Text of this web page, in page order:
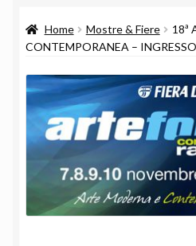
Carrello
Cassa
Chi siamo
Home Mostre & Fiere
18ª
CONTEMPORANEA –